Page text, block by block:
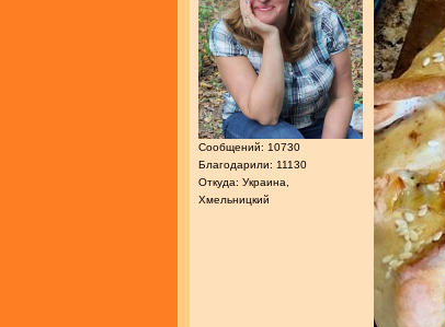
Сообщений: 10730
Благодарили: 11130
Откуда: Украина,
Хмельницкий